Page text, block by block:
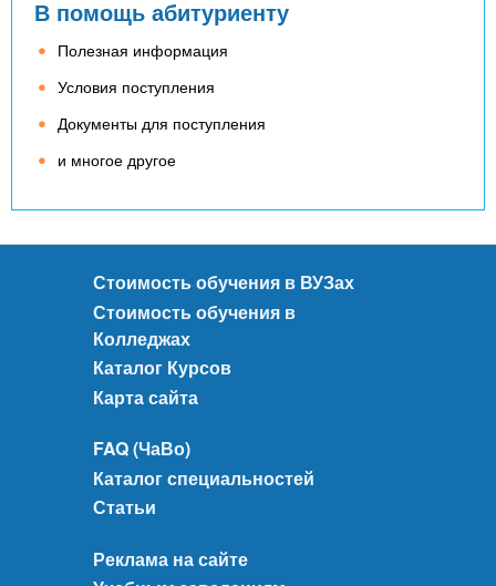
В помощь абитуриенту
Полезная информация
Условия поступления
Документы для поступления
и многое другое
Стоимость обучения в ВУЗах
Стоимость обучения в
Колледжах
Каталог Курсов
Карта сайта
FAQ (ЧаВо)
Каталог специальностей
Статьи
Реклама на сайте